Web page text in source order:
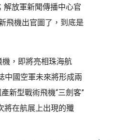
解放軍新聞傳播中心官
飛機出官圖了，到底是
機，即將亮相珠海航
中國空軍未來將形成兩
新型戰術飛機“三劍客”
將在航展上出現的殲